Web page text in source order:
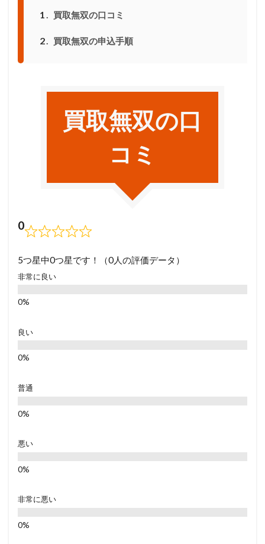
1 買取無双の口コミ
2 買取無双の申込手順
買取無双の口
コミ
0
5つ星中0つ星です！（0人の評価データ）
非常に良い
良い
普通
悪い
非常に悪い